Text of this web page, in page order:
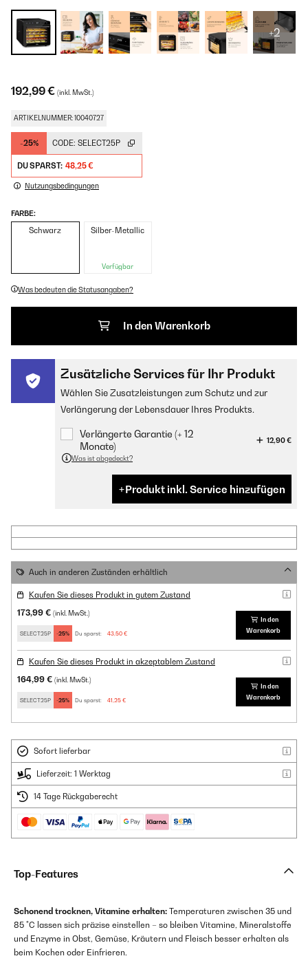
+2
192,99 € (inkl. MwSt.)
ARTIKELNUMMER: 10040727
-25% CODE: SELECT25P
DU SPARST: 48,25 €
Nutzungsbedingungen
FARBE:
Schwarz Silber-Metallic
Verfügbar
Was bedeuten die Statusangaben?
In den Warenkorb
Zusätzliche Services für Ihr Produkt
Wählen Sie Zusatzleistungen zum Schutz und zur
Verlängerung der Lebensdauer Ihres Produkts.
Verlängerte Garantie (+ 12
Monate)
12,90 €
Was ist abgedeckt?
Produkt inkl. Service hinzufügen
Auch in anderen Zuständen erhältlich
Kaufen Sie dieses Produkt in gutem Zustand
173,99 € (inkl. MwSt.)
SELECT25P -25% Du sparst: 43,50 €
In den
Warenkorb
Kaufen Sie dieses Produkt in akzeptablem Zustand
164,99 € (inkl. MwSt.)
SELECT25P -25% Du sparst: 41,25 €
In den
Warenkorb
Sofort lieferbar
Lieferzeit: 1 Werktag
14 Tage Rückgaberecht
Top-Features
Schonend trocknen, Vitamine erhalten: Temperaturen zwischen 35 und
85 °C lassen sich präzise einstellen – so bleiben Vitamine, Mineralstoffe
und Enzyme in Obst, Gemüse, Kräutern und Fleisch besser erhalten als
beim Kochen oder Einfrieren.